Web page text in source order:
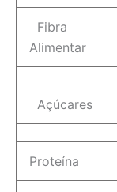
Fibra
Alimentar
Açúcares
Proteína